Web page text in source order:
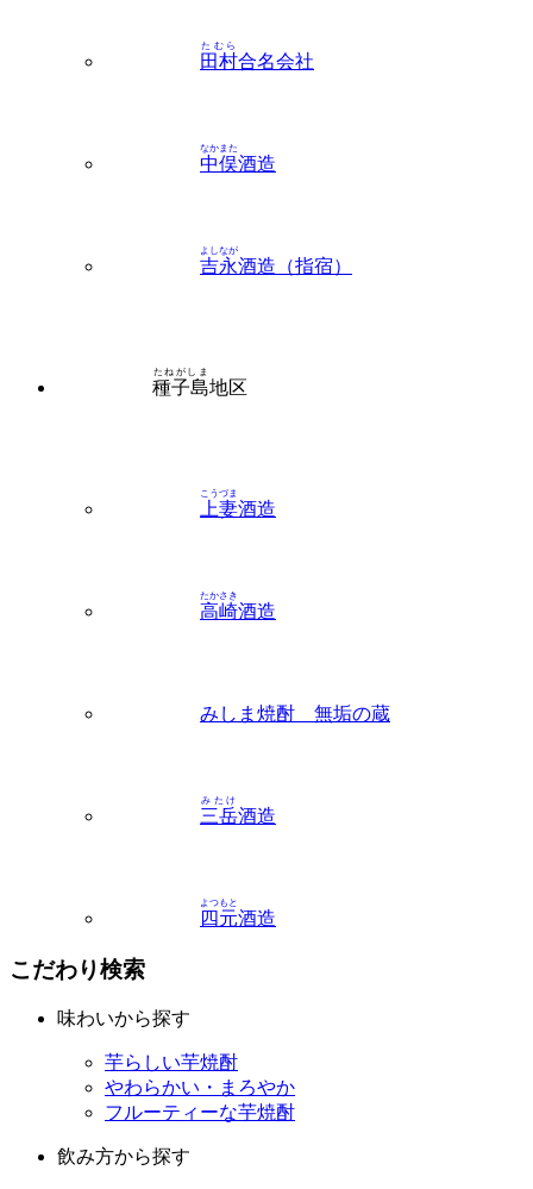
田村
たむら
合名会社
中俣
なかまた
酒造
吉永
よしなが
酒造（指宿）
種子島
たねがしま
地区
上妻
こうづま
酒造
高崎
たかさき
酒造
みしま焼酎 無垢の蔵
三岳
みたけ
酒造
四元
よつもと
酒造
こだわり検索
味わいから探す
芋らしい芋焼酎
やわらかい・まろやか
フルーティーな芋焼酎
飲み方から探す